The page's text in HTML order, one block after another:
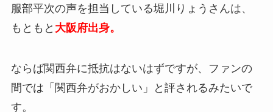
服部平次の声を担当している堀川りょうさんは、
もともと 大阪府出身。
ならば関西弁に抵抗はないはずですが、ファンの
間では「関西弁がおかしい」と評されるみたいで
す。